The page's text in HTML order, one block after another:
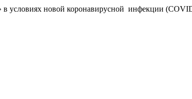
условиях новой коронавирусной инфекции